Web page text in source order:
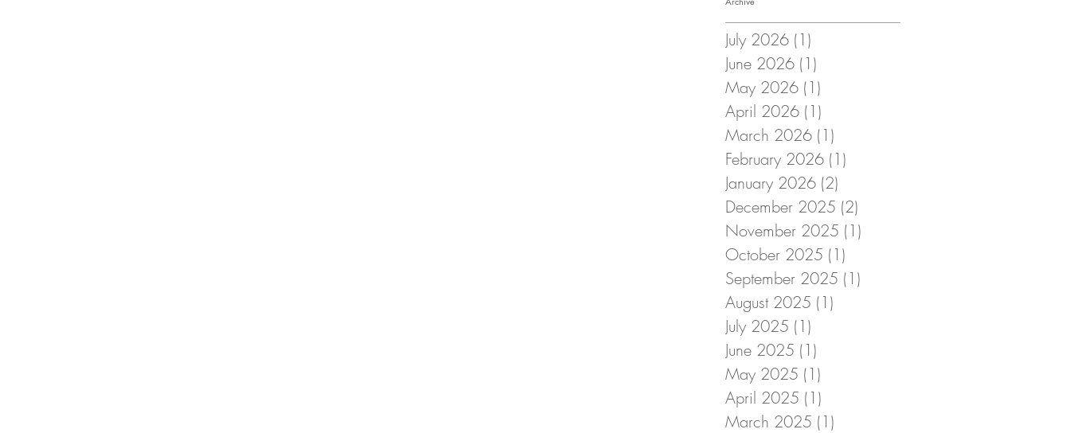
July 2026 (1)
June 2026 (1)
May 2026 (1)
April 2026 (1)
March 2026 (1)
February 2026 (1)
January 2026 (2)
December 2025 (2)
November 2025 (1)
October 2025 (1)
September 2025 (1)
August 2025 (1)
July 2025 (1)
June 2025 (1)
May 2025 (1)
April 2025 (1)
March 2025 (1)